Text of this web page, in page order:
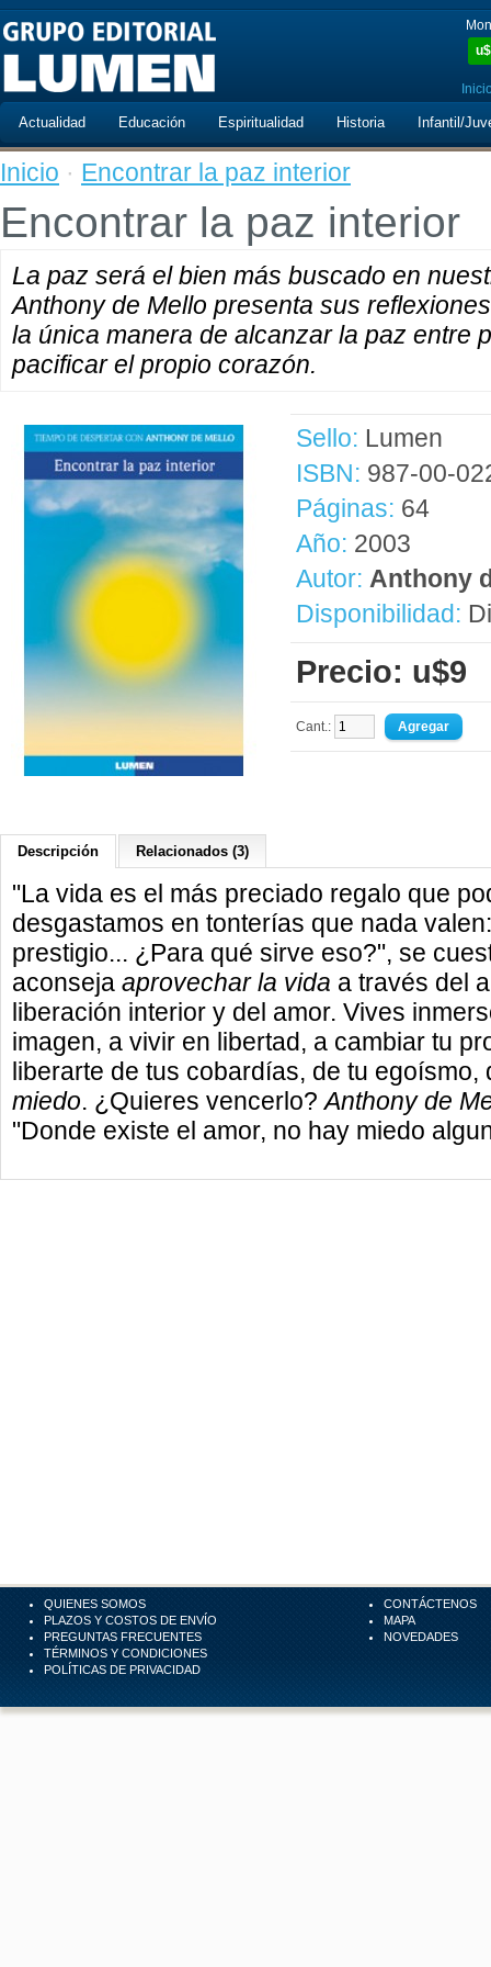
u$
Actualidad Educación Espiritualidad Historia Infantil/
Inicio · Encontrar la paz interior
Encontrar la paz interior
La paz será el bien más buscado en
Anthony de Mello presenta sus
la única manera de alcanzar la paz entre
pacificar el propio corazón.
Sello: Lumen
ISBN: 987-00-
Páginas: 64
Año: 2003
Autor: Anthony
Disponibilidad:
Precio: u$9
Cant.:
Descripción Relacionados (3)
"La vida es el más preciado regalo que
desgastamos en tonterías que nada
prestigio... ¿Para qué sirve eso?", se
aconseja aprovechar la vida a través del
liberación interior y del amor. Vives
imagen, a vivir en libertad, a cambiar tu
liberarte de tus cobardías, de tu
miedo. ¿Quieres vencerlo?Anthony de
"Donde existe el amor, no hay miedo
QUIENES SOMOS
PLAZOS Y COSTOS DE ENVÍO
PREGUNTAS FRECUENTES
TÉRMINOS Y CONDICIONES
POLÍTICAS DE PRIVACIDAD
CONTÁCTENOS
MAPA
NOVEDADES